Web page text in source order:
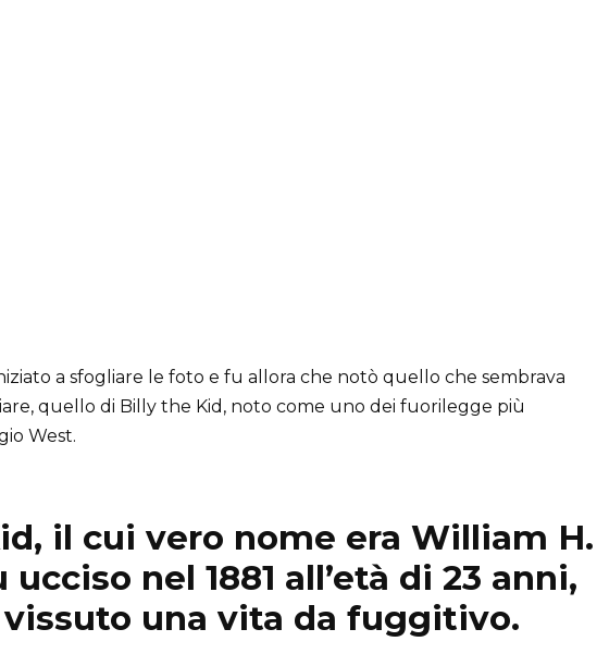
a sfogliare le foto e fu allora che notò quello che sembrava
quello di Billy the Kid, noto come uno dei fuorilegge più
West.
il cui vero nome era William H.
nel 1881 all’età di 23 anni,
una vita da fuggitivo.